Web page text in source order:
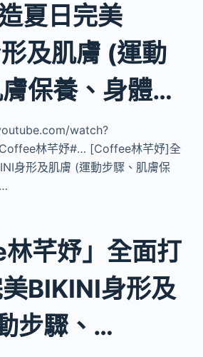
夏日完美
及肌膚 (運動
保養、身體…
watch?
林芊妤#… [Coffee林芊妤]全
身形及肌膚 (運動步驟、肌膚保
林芊妤」全面打
BIKINI身形及
步驟、…